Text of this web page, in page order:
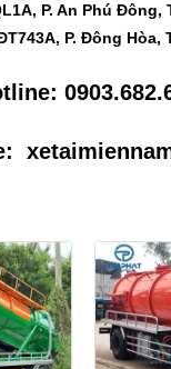
P. An Phú Đông,
P. Đông Hòa,